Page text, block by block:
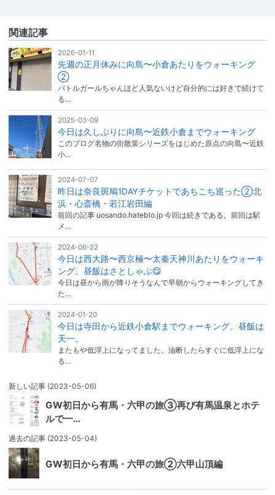
関連記事
2026-01-11
先週の正月休みに向島〜小倉あたりをウォーキング
②
バトルガールちゃんほど人気ないけど自分的には好きで続けて
る…
2025-03-09
今日は久しぶりに向島〜近鉄小倉までウォーキング
このブログ名物の街散策シリーズをはじめた原点の向島〜近鉄
小…
2024-07-07
昨日は奈良斑鳩1DAYチケットであちこち巡った②北
浜・心斎橋・若江岩田編
前回の記事 uosando.hateblo.jp 今回は続きである。前回は駅
メ…
2024-06-22
今日は西大路〜西京極〜太秦天神川あたりをウォーキ
ング。昼飯はさとしゃぶ😋
今日は昼から雨が降りそうなんで早朝からウォーキングしてき
た…
2024-01-20
今日は寺田から近鉄小倉駅までウォーキング。昼飯は
天一。
またもや低浮上になってました。油断したらすぐに低浮上にな
る…
新しい記事 (2023-05-06)
GW初日から有馬・六甲の旅③再び有馬温泉とホテ
ルで一…
過去の記事 (2023-05-04)
GW初日から有馬・六甲の旅②六甲山頂編